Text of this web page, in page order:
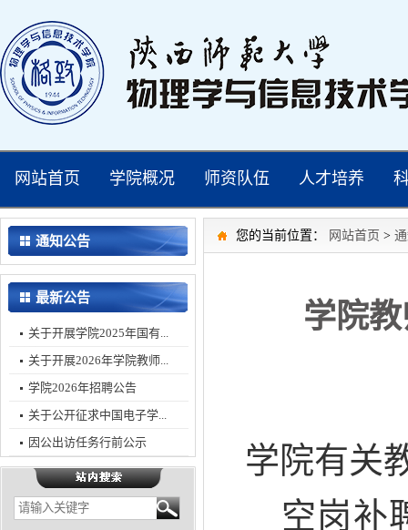
网站首页 学院概况 师资队伍 人才培养
通知公告
最新公告
关于开展学院2025年国有...
关于开展2026年学院教师...
学院2026年招聘公告
关于公开征求中国电子学...
因公出访任务行前公示
您的当前位置： 网站首页 >
学院
学院有关
空岗补